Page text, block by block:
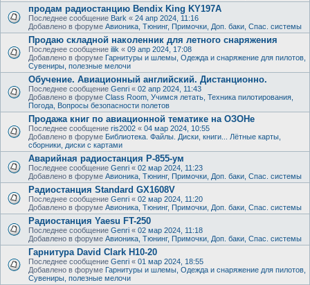
продам радиостанцию Bendix King KY197A
Последнее сообщение Bark « 24 апр 2024, 11:16
Добавлено в форуме Авионика, Тюнинг, Примочки, Доп. баки, Спас. системы
Продаю складной наколенник для летного снаряжения
Последнее сообщение ilik « 09 апр 2024, 17:08
Добавлено в форуме Гарнитуры и шлемы, Одежда и снаряжение для пилотов,
Сувениры, полезные мелочи
Обучение. Авиационный английский. Дистанционно.
Последнее сообщение Genri « 02 апр 2024, 11:43
Добавлено в форуме Class Room, Учимся летать, Техника пилотирования,
Погода, Вопросы безопасности полетов
Продажа книг по авиационной тематике на ОЗОНе
Последнее сообщение ris2002 « 04 мар 2024, 10:55
Добавлено в форуме Библиотека. Файлы. Диски, книги... Лётные карты,
сборники, диски с картами
Аварийная радиостанция Р-855-ум
Последнее сообщение Genri « 02 мар 2024, 11:23
Добавлено в форуме Авионика, Тюнинг, Примочки, Доп. баки, Спас. системы
Радиостанция Standard GX1608V
Последнее сообщение Genri « 02 мар 2024, 11:20
Добавлено в форуме Авионика, Тюнинг, Примочки, Доп. баки, Спас. системы
Радиостанция Yaesu FT-250
Последнее сообщение Genri « 02 мар 2024, 11:18
Добавлено в форуме Авионика, Тюнинг, Примочки, Доп. баки, Спас. системы
Гарнитура David Clark H10-20
Последнее сообщение Genri « 01 мар 2024, 18:55
Добавлено в форуме Гарнитуры и шлемы, Одежда и снаряжение для пилотов,
Сувениры, полезные мелочи